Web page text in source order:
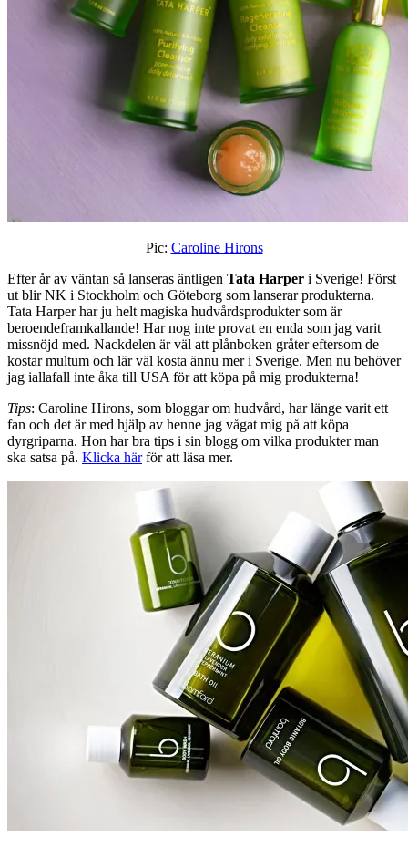
Pic: Caroline Hirons
Efter år av väntan så lanseras äntligen Tata Harper i Sverige! Först
ut blir NK i Stockholm och Göteborg som lanserar produkterna.
Tata Harper har ju helt magiska hudvårdsprodukter som är
beroendeframkallande! Har nog inte provat en enda som jag varit
missnöjd med. Nackdelen är väl att plånboken gråter eftersom de
kostar multum och lär väl kosta ännu mer i Sverige. Men nu behöver
jag iallafall inte åka till USA för att köpa på mig produkterna!
Tips: Caroline Hirons, som bloggar om hudvård, har länge varit ett
fan och det är med hjälp av henne jag vågat mig på att köpa
dyrgriparna. Hon har bra tips i sin blogg om vilka produkter man
ska satsa på. Klicka härför att läsa mer.